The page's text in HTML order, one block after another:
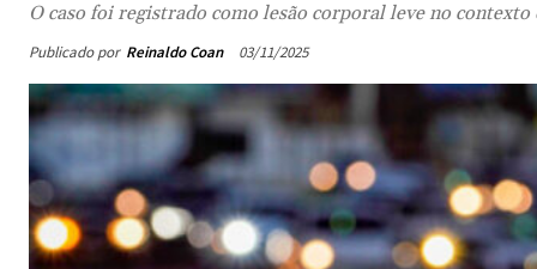
O caso foi registrado como lesão corporal leve no
Publicado por Reinaldo Coan 03/11/2025